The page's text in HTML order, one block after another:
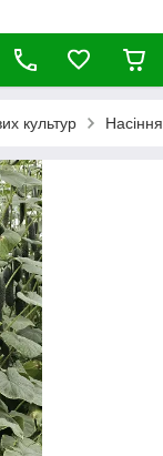
культур Насіння